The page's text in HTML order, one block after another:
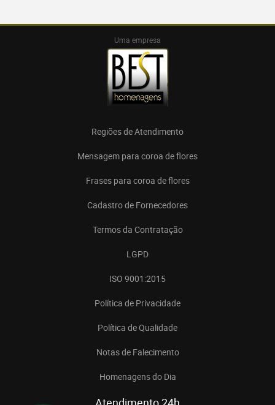
Uma empresa
Regiões de Atendimento
Mensagem para coroa de flores
Frases para coroa de flores
Cadastro de Fornecedores
Termos da Contratação
LGPD
ISO 9001:2015
Política de Privacidade
Política de Qualidade
Notas de Falecimento
Homenagens do Dia